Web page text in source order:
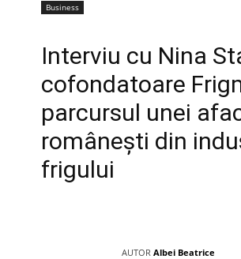
Business
Interviu cu Nina
cofondatoare
parcursul unei
românești din
frigului
AUTOR Albei Beatrice